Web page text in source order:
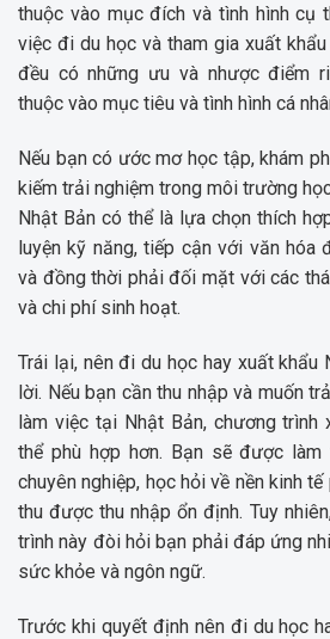
thuộc vào mục đích và tình hình cụ
việc đi du học và tham gia xuất
đều có những ưu và nhược điểm
thuộc vào mục tiêu và tình hình cá
Nếu bạn có ước mơ học tập, khám
kiếm trải nghiệm trong môi trường
Nhật Bản có thể là lựa chọn thích
luyện kỹ năng, tiếp cận với văn hóa
và đồng thời phải đối mặt với các
và chi phí sinh hoạt.
Trái lại, nên đi du học hay xuất khẩu
lời. Nếu bạn cần thu nhập và muốn
làm việc tại Nhật Bản, chương trình
thể phù hợp hơn. Bạn sẽ được
chuyên nghiệp, học hỏi về nền kinh
thu được thu nhập ổn định. Tuy
trình này đòi hỏi bạn phải đáp ứng
sức khỏe và ngôn ngữ.
Trước khi quyết định nên đi du học